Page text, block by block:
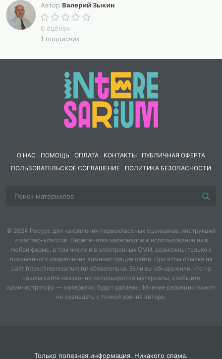
Автор Валерий Зыкин
0 оценок
1 подписчик
О НАС ПОМОЩЬ ОПЛАТА КОНТАКТЫ
ПУБЛИЧНАЯ ОФЕРТА
ПОЛЬЗОВАТЕЛЬСКОЕ СОГЛАШЕНИЕ
ПОЛИТИКА БЕЗОПАСНОСТИ
© 2024 Ресурс для накопления первоклассных сценариев, инструкций
и мастер-классов. Перепечатка материалов и использование их в
любой форме, в том числе и в электронных СМИ, возможны только с
письменного разрешения администрации сайта. При этом ссылка на
сайт https://interesarium.ru/ обязательна. Если вы обнаружили, что на
нашем сайте незаконно используются материалы, сообщите
администратору — материалы будут удалены. Мнение редакции может
не совпадать с точкой зрения автора.
Только полезная информация. Никакого спама.